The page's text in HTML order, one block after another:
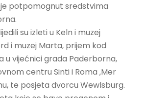
potpomognut sredstvima
su izleti u Keln i muzej
i muzej Marta, prijem kod
u vijećnici grada Paderborna,
centru Sinti i Roma ‚Mer
te posjeta dvorcu Wewlsburg.